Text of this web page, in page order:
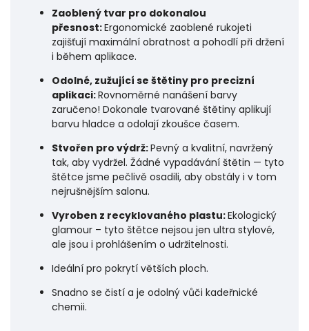
Zaoblený tvar pro dokonalou
přesnost:Ergonomické zaoblené rukojeti
zajišťují maximální obratnost a pohodlí při držení
i během aplikace.
Odolné, zužující se štětiny pro precizní
aplikaci:Rovnoměrné nanášení barvy
zaručeno! Dokonale tvarované štětiny aplikují
barvu hladce a odolají zkoušce časem.
Stvořen pro výdrž:Pevný a kvalitní, navržený
tak, aby vydržel. Žádné vypadávání štětin — tyto
štětce jsme pečlivě osadili, aby obstály i v tom
nejrušnějším salonu.
Vyroben z recyklovaného plastu:Ekologický
glamour – tyto štětce nejsou jen ultra stylové,
ale jsou i prohlášením o udržitelnosti.
Ideální pro pokrytí větších ploch.
Snadno se čistí a je odolný vůči kadeřnické
chemii.